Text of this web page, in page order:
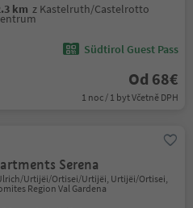
km z Kastelruth/Castelrotto
Südtirol Guest Pass
Od 68€
1 noc / 1 byt Včetně DPH
Serena
Urtijëi/Ortisei/Urtijëi, Urtijëi/Ortisei,
Region Val Gardena